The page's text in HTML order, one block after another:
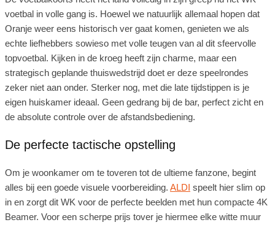
voetbal in volle gang is. Hoewel we natuurlijk allemaal hopen dat
Oranje weer eens historisch ver gaat komen, genieten we als
echte liefhebbers sowieso met volle teugen van al dit sfeervolle
topvoetbal. Kijken in de kroeg heeft zijn charme, maar een
strategisch geplande thuiswedstrijd doet er deze speelrondes
zeker niet aan onder. Sterker nog, met die late tijdstippen is je
eigen huiskamer ideaal. Geen gedrang bij de bar, perfect zicht en
de absolute controle over de afstandsbediening.
De perfecte tactische opstelling
Om je woonkamer om te toveren tot de ultieme fanzone, begint
alles bij een goede visuele voorbereiding. ALDI speelt hier slim op
in en zorgt dit WK voor de perfecte beelden met hun compacte 4K
Beamer. Voor een scherpe prijs tover je hiermee elke witte muur